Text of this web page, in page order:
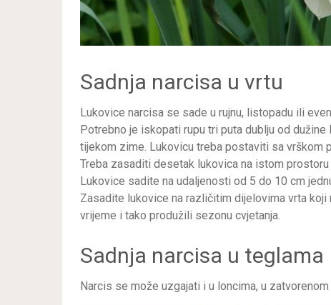
Sadnja narcisa u vrtu
Lukovice narcisa se sade u rujnu, listopadu ili
Potrebno je iskopati rupu tri puta dublju od
tijekom zime. Lukovicu treba postaviti sa vrškom
Treba zasaditi desetak lukovica na istom
Lukovice sadite na udaljenosti od 5 do 10 cm
Zasadite lukovice na različitim dijelovima vrta
vrijeme i tako produžili sezonu cvjetanja.
Sadnja narcisa u teglama
Narcis se može uzgajati i u loncima, u